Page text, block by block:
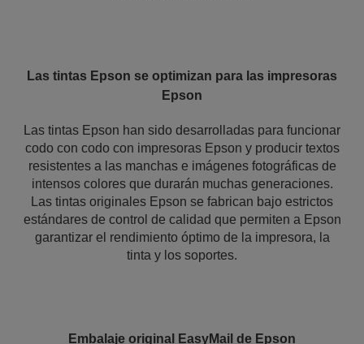
Las tintas Epson se optimizan para las impresoras
Epson
Las tintas Epson han sido desarrolladas para funcionar
codo con codo con impresoras Epson y producir textos
resistentes a las manchas e imágenes fotográficas de
intensos colores que durarán muchas generaciones.
Las tintas originales Epson se fabrican bajo estrictos
estándares de control de calidad que permiten a Epson
garantizar el rendimiento óptimo de la impresora, la
tinta y los soportes.
Embalaje original EasyMail de Epson